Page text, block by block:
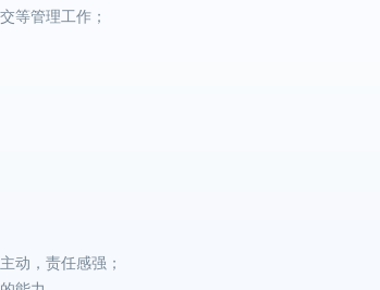
等管理工作；
动，责任感强；